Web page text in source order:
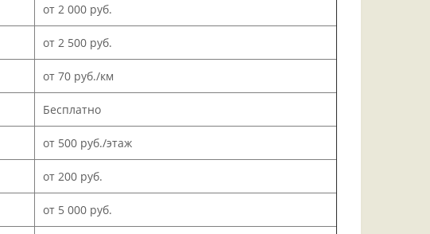
от 2 000 руб.
от 2 500 руб.
от 70 руб./км
Бесплатно
от 500 руб./этаж
от 200 руб.
от 5 000 руб.